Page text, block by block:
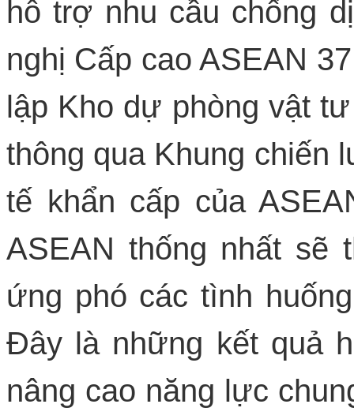
hỗ trợ nhu cầu chống
nghị Cấp cao ASEAN
lập Kho dự phòng vật
thông qua Khung chiến
tế khẩn cấp của
ASEAN thống nhất sẽ
ứng phó các tình
Đây là những kết quả
nâng cao năng lực